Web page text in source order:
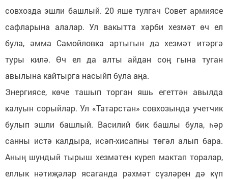
совхозда эшли башлый. 20 яше тулгач Совет армиясе
сафларына алалар. Ул вакытта хәрби хезмәт өч ел
була, әмма Самойловка артыгын да хезмәт итәргә
туры килә. Өч ел да алты айдан соң гына туган
авылына кайтырга насыйп була аңа.
Энергиясе, көче ташып торган яшь егеттән авылда
калуын сорыйлар. Ул «Татарстан» совхозында учетчик
булып эшли башлый. Василий бик башлы була, һәр
санны истә калдыра, исәп-хисапны төгәл алып бара.
Аның шундый тырыш хезмәтен күреп мактап торалар,
еллык нәтиҗәләр ясаганда рәхмәт сүзләрен дә күп